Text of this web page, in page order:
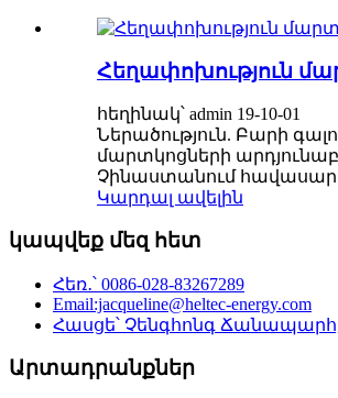
Հեղափոխություն
հեղինակ՝ admin 19-10-01
Ներածություն. Բարի
մարտկոցների
Չինաստանում
Կարդալ ավելին
կապվեք մեզ հետ
Հեռ․՝ 0086-028-83267289
Email:jacqueline@heltec-energy.com
Հասցե՝ Չենգհոնգ Ճանապարհ,
Արտադրանքներ